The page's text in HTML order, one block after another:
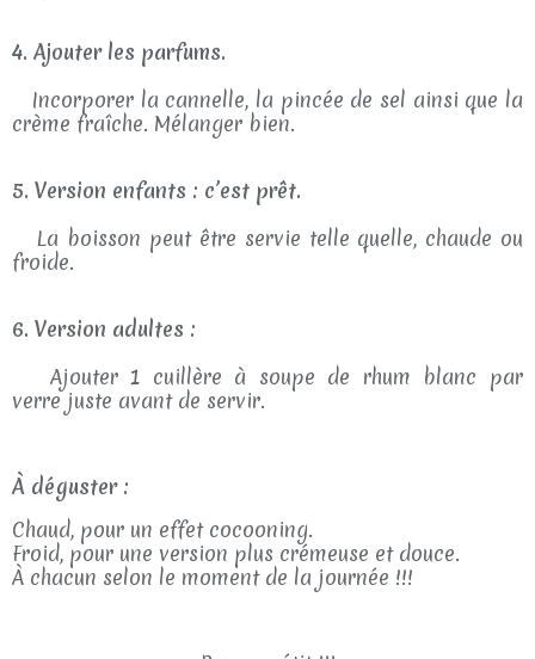
4. Ajouter les parfums.
Incorporer la cannelle, la pincée de sel ainsi que la
crème fraîche. Mélanger bien.
5. Version enfants : c’est prêt.
La boisson peut être servie telle quelle, chaude ou
froide.
6. Version adultes :
Ajouter 1 cuillère à soupe de rhum blanc par
verre juste avant de servir.
À déguster :
Chaud, pour un effet cocooning.
Froid, pour une version plus crémeuse et douce.
À chacun selon le moment de la journée !!!